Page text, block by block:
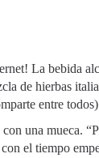
La bebida
de hierbas
entre
una mueca.
el tiempo